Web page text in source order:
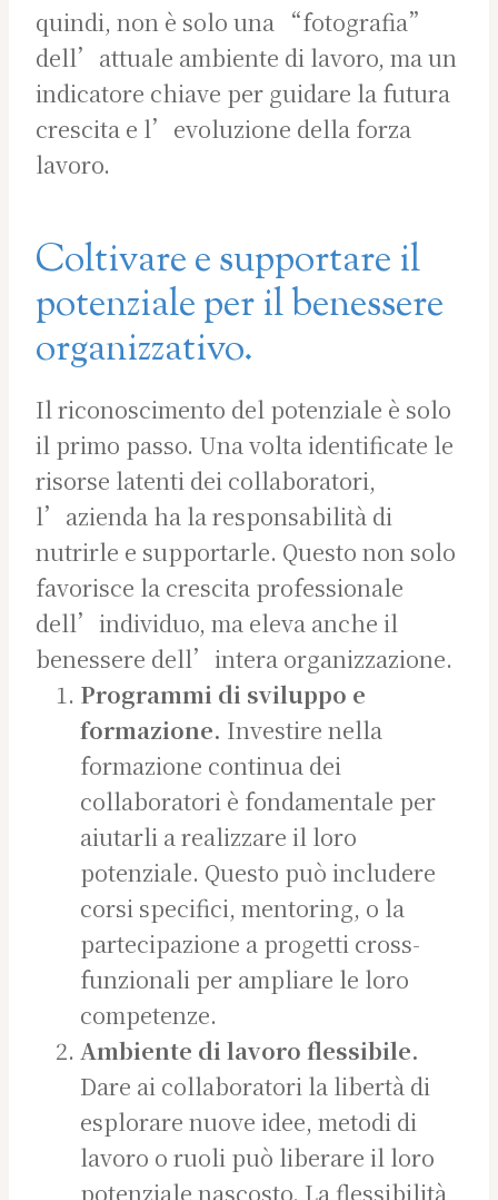
quindi, non è solo una “fotografia”
dell’attuale ambiente di lavoro, ma un
indicatore chiave per guidare la futura
crescita e l’evoluzione della forza
lavoro.
Coltivare e supportare il
potenziale per il benessere
organizzativo.
Il riconoscimento del potenziale è solo
il primo passo. Una volta identificate le
risorse latenti dei collaboratori,
l’azienda ha la responsabilità di
nutrirle e supportarle. Questo non solo
favorisce la crescita professionale
dell’individuo, ma eleva anche il
benessere dell’intera organizzazione.
Programmi di sviluppo e
formazione. Investire nella
formazione continua dei
collaboratori è fondamentale per
aiutarli a realizzare il loro
potenziale. Questo può includere
corsi specifici, mentoring, o la
partecipazione a progetti cross-
funzionali per ampliare le loro
competenze.
Ambiente di lavoro flessibile.
Dare ai collaboratori la libertà di
esplorare nuove idee, metodi di
lavoro o ruoli può liberare il loro
potenziale nascosto. La flessibilità,